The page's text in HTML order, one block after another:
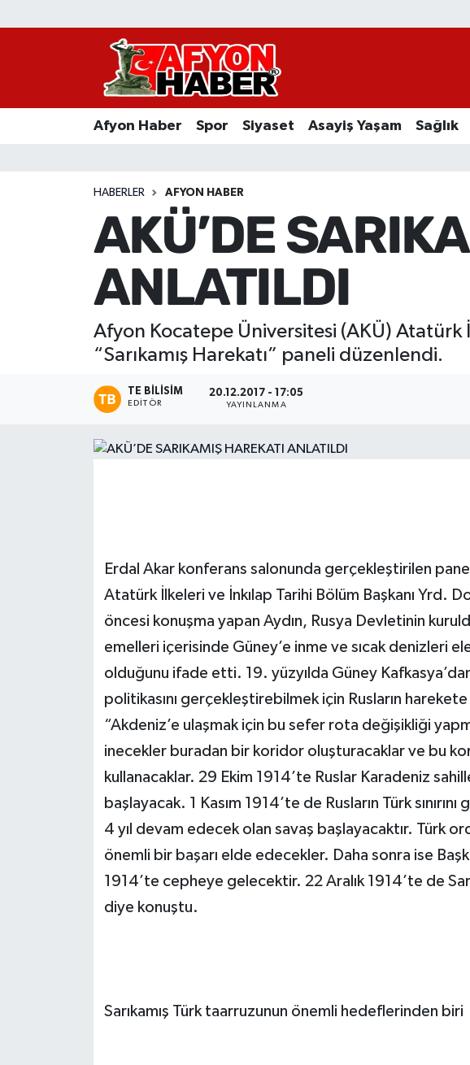
Afyon Haber Spor Siyaset Asayiş Yaşam Sağlık
HABERLER AFYON HABER
AKÜ’DE
ANLATILDI
Afyon Kocatepe Üniversitesi (AKÜ) Atatürk
“Sarıkamış Harekatı” paneli düzenlendi.
TE BILISIM
EDITÖR
20.12.2017 - 17:05
YAYINLANMA
Erdal Akar konferans salonunda gerçekleştirilen
Atatürk İlkeleri ve İnkılap Tarihi Bölüm Başkanı Yrd.
öncesi konuşma yapan Aydın, Rusya Devletinin
emelleri içerisinde Güney’e inme ve sıcak denizleri
olduğunu ifade etti. 19. yüzyılda Güney
politikasını gerçekleştirebilmek için Rusların
“Akdeniz’e ulaşmak için bu sefer rota değişikliği
inecekler buradan bir koridor oluşturacaklar ve bu
kullanacaklar. 29 Ekim 1914’te Ruslar Karadeniz
başlayacak. 1 Kasım 1914’te de Rusların Türk
4 yıl devam edecek olan savaş başlayacaktır. Türk
önemli bir başarı elde edecekler. Daha sonra ise
1914’te cepheye gelecektir. 22 Aralık 1914’te de
diye konuştu.
Sarıkamış Türk taarruzunun önemli hedeflerinden biri
Afyon Haber
Asayiş Yaşam
Ekonomi
Magazin